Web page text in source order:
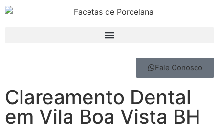
Fale Conosco
Clareamento Dental
em Vila Boa Vista BH